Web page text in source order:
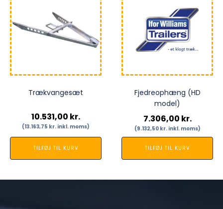
Trækvangesæt
10.531,00 kr.
(13.163,75 kr. inkl. moms)
TILFØJ TIL KURV
Fjedreophæng (HD
model)
7.306,00 kr.
(9.132,50 kr.inkl. moms)
TILFØJ TIL KURV